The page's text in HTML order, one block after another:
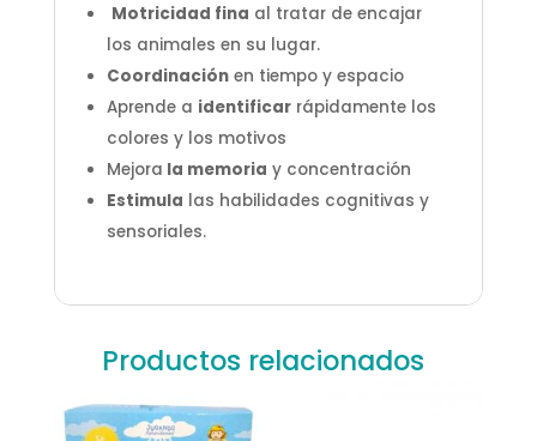
Motricidad fina al tratar de encajar
los animales en su lugar.
Coordinación en tiempo y espacio
Aprende a identificar rápidamente los
colores y los motivos
Mejora la memoria y concentración
Estimula las habilidades cognitivas y
sensoriales.
Productos relacionados